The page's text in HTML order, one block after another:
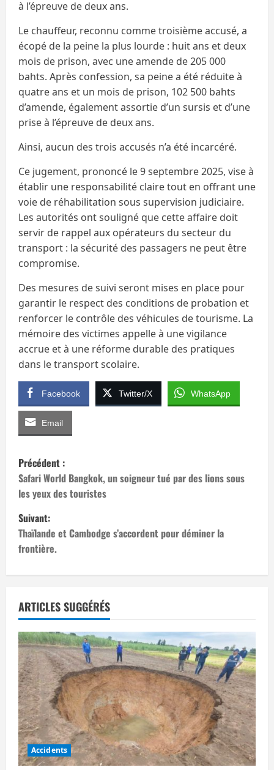
à l’épreuve de deux ans.
Le chauffeur, reconnu comme troisième accusé, a
écopé de la peine la plus lourde : huit ans et deux
mois de prison, avec une amende de 205 000
bahts. Après confession, sa peine a été réduite à
quatre ans et un mois de prison, 102 500 bahts
d’amende, également assortie d’un sursis et d’une
prise à l’épreuve de deux ans.
Ainsi, aucun des trois accusés n’a été incarcéré.
Ce jugement, prononcé le 9 septembre 2025, vise à
établir une responsabilité claire tout en offrant une
voie de réhabilitation sous supervision judiciaire.
Les autorités ont souligné que cette affaire doit
servir de rappel aux opérateurs du secteur du
transport : la sécurité des passagers ne peut être
compromise.
Des mesures de suivi seront mises en place pour
garantir le respect des conditions de probation et
renforcer le contrôle des véhicules de tourisme. La
mémoire des victimes appelle à une vigilance
accrue et à une réforme durable des pratiques
dans le transport scolaire.
Facebook Twitter/X WhatsApp
Email
N
a
v
i
g
t
i
o
n
d
’
Précédent :
Safari World Bangkok, un soigneur tué par des lions sous
les yeux des touristes
Suivant:
Thaïlande et Cambodge s’accordent pour déminer la
frontière.
ARTICLES SUGGÉRÉS
Accidents